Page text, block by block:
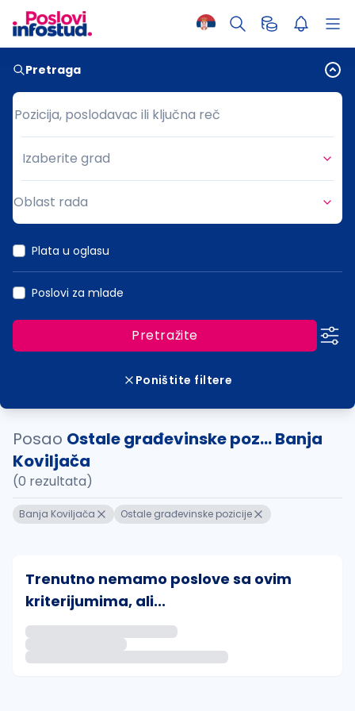
Pretraga
Pozicija, poslodavac ili ključna reč
Pozicija, poslodavac ili ključna reč
Grad
Izaberite grad
Oblast rada
Plata u oglasu
Poslovi za mlade
Pretražite
Poništite filtere
Posao Ostale građevinske poz... Banja
Koviljača
(0 rezultata)
Banja Koviljača Ostale građevinske pozicije
Trenutno nemamo poslove sa ovim
kriterijumima, ali...